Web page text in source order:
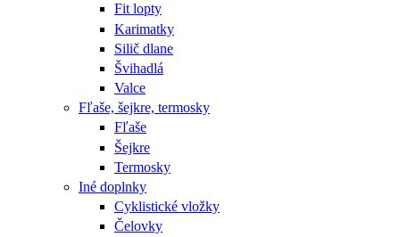
Fit lopty
Karimatky
Silič dlane
Švihadlá
Valce
Fľaše, šejkre, termosky
Fľaše
Šejkre
Termosky
Iné doplnky
Cyklistické vložky
Čelovky